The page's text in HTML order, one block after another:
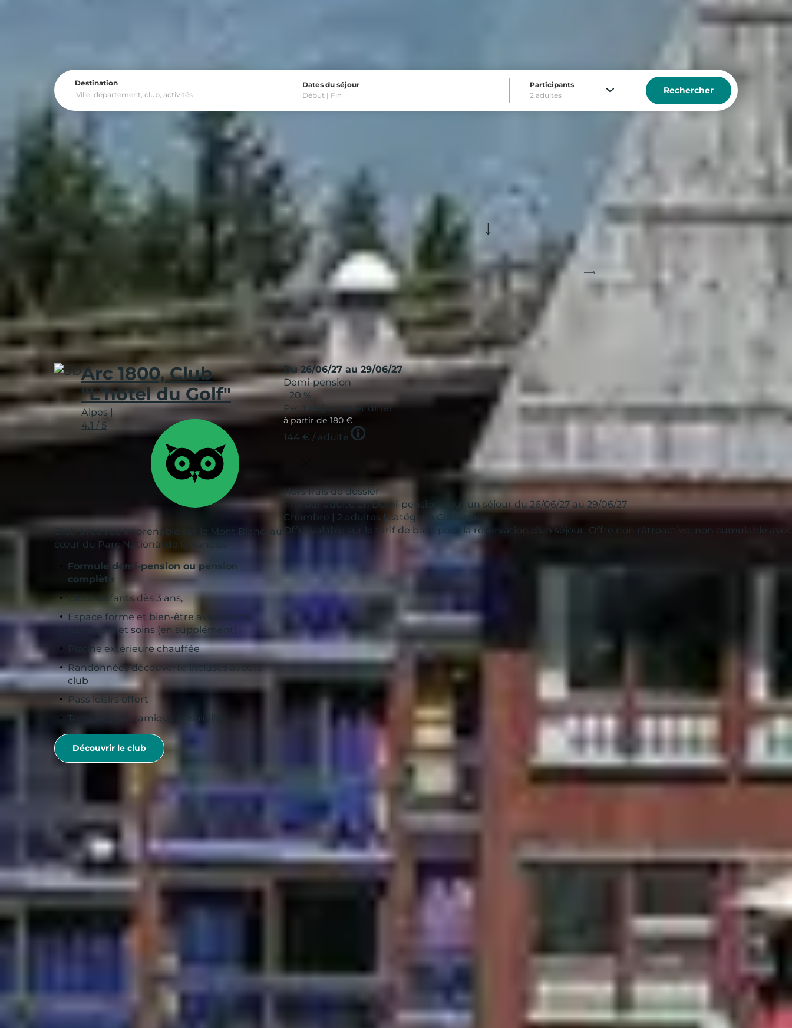
Destination
Dates du séjour
Début | Fin
Participants
2 adultes
Rechercher
Découvrez toutes nos destinations pour un week-end au ski :
Environnement
Voir plus de filtres
Week End au ski et court séjour : 16 résultats
Afficher sur la carte Trier par:
Arc 1800, Club
"L'hôtel du Golf"
Alpes|
4.1 / 5
Club avec vue imprenable sur le Mont Blanc, au
cœur du Parc National de la Vanoise
Formule demi-pension ou pension
complète
Clubs enfants dès 3 ans,
Espace forme et bien-être avec sauna,
hammam et soins (en supplément)
Piscine extérieure chauffée
Randonnées découverte incluses avec le
club
Pass loisirs offert
Terrasse panoramique ensoleillée
Du 26/06/27 au 29/06/27
Demi-pension
- 20 %
Petit déjeuner et dîner
à partir de 180 €
144 € / adulte Tooltip
Hors frais de dossier
Prix par adulte en Demi-pension pour un séjour du 26/06/27 au 29/06/27
Chambre | 2 adultes | catégorie Classique
Offre valable sur le tarif de base pour la réservation d'un séjour. Offre non rétroactive, non cumulable
Découvrir le club
IDÉES VACANCES
Vacances au ski en famille
Vacances au ski en célibataire
Vacances au ski en couple
Vacances au ski en groupe
Location vacances ski
Week end ski tout compris
Séjour ski hors vacances scolaires
Week-end et courts séjours en été